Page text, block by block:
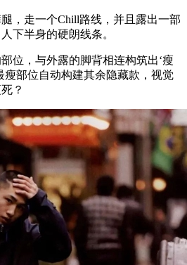
走一个Chill路线，并且露出一部
下半身的硬朗线条。
，与外露的脚背相连构筑出‘瘦
瘦部位自动构建其余隐藏款，视觉
？